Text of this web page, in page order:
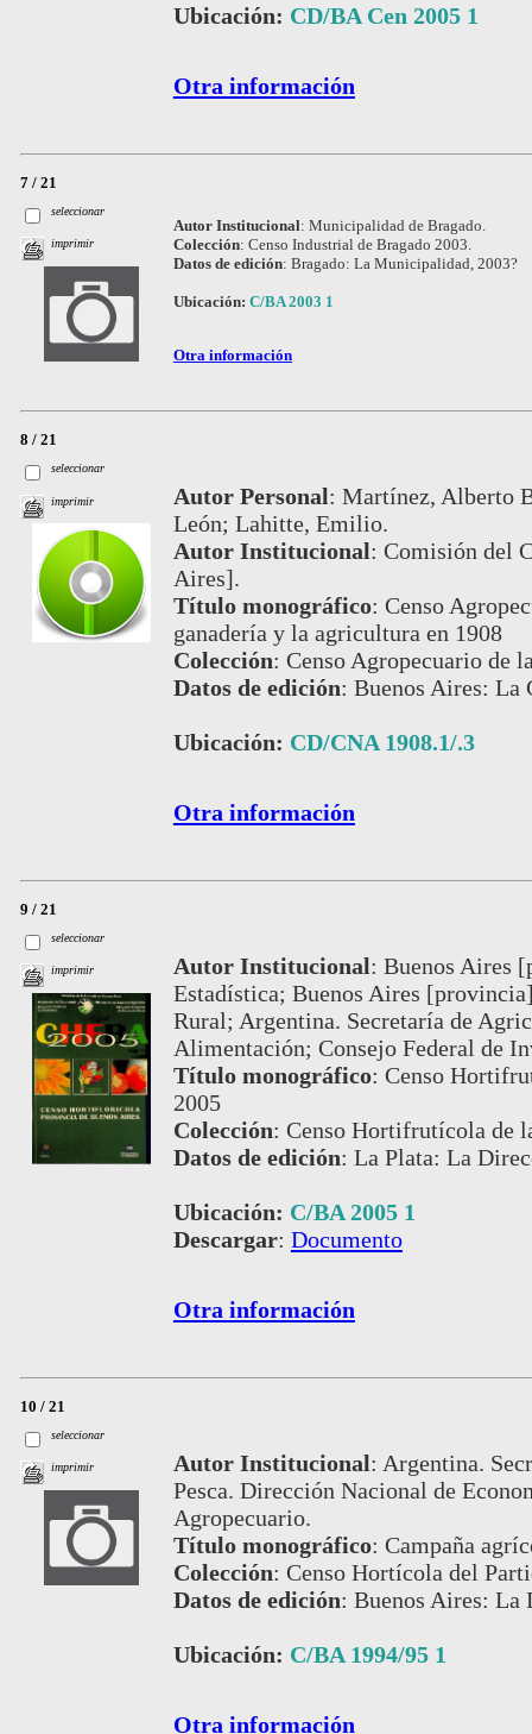
Ubicación: CD/BA Cen 2005 1
Otra información
7 / 21
seleccionar
imprimir
Autor Institucional: Municipalidad de Bragado.
Colección: Censo Industrial de Bragado 2003.
Datos de edición: Bragado: La Municipalidad, 2003?
Ubicación: C/BA 2003 1
Otra información
8 / 21
seleccionar
imprimir Autor Personal: Martínez, Alberto
León; Lahitte, Emilio.
Autor Institucional: Comisión del
Aires].
Título monográfico: Censo
ganadería y la agricultura en 1908
Colección: Censo Agropecuario de
Datos de edición: Buenos Aires: La
Ubicación: CD/CNA 1908.1/.3
Otra información
9 / 21
seleccionar
imprimir Autor Institucional: Buenos Aires
Estadística; Buenos Aires
Rural; Argentina. Secretaría de
Alimentación; Consejo Federal de
Título monográfico: Censo
2005
Colección: Censo Hortifrutícola de
Datos de edición: La Plata: La
Ubicación: C/BA 2005 1
Descargar: Documento
Otra información
10 / 21
seleccionar
imprimir Autor Institucional: Argentina.
Pesca. Dirección Nacional de
Agropecuario.
Título monográfico: Campaña
Colección: Censo Hortícola del
Datos de edición: Buenos Aires: La
Ubicación: C/BA 1994/95 1
Otra información